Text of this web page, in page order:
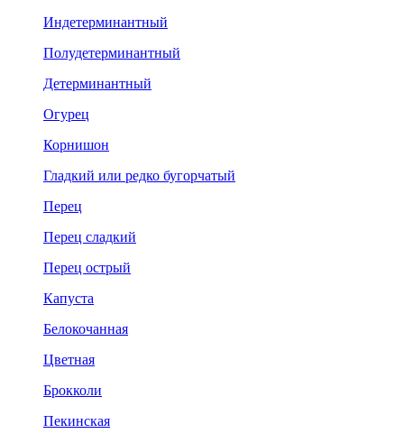
Индетерминантный
Полудетерминантный
Детерминантный
Огурец
Корнишон
Гладкий или редко бугорчатый
Перец
Перец сладкий
Перец острый
Капуста
Белокочанная
Цветная
Брокколи
Пекинская